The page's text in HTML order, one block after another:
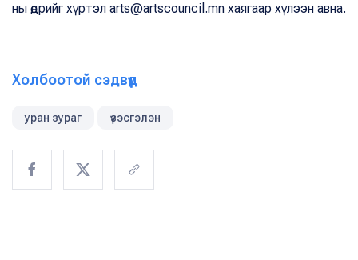
ны өдрийг хүртэл arts@artscouncil.mn хаягаар хүлээн авна.
Холбоотой сэдвүүд
уран зураг үзэсгэлэн